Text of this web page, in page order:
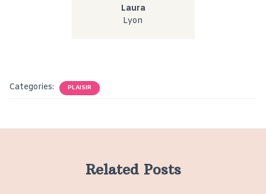
Laura
Lyon
Categories: PLAISIR
Related Posts